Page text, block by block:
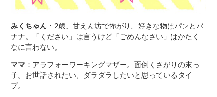
みくちゃん ：2歳。甘えん坊で怖がり。好きな物はパンとバ
ナナ。「ください」は言うけど「ごめんなさい」はかたく
なに言わない。
ママ ：アラフォーワーキングマザー。面倒くさがりの末っ
子。お世話されたい、ダラダラしたいと思っているタイ
プ。